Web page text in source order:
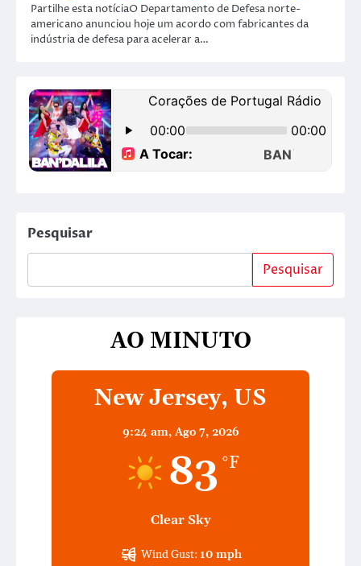
Partilhe esta notíciaO Departamento de Defesa norte-
americano anunciou hoje um acordo com fabricantes da
indústria de defesa para acelerar a…
Pesquisar
Pesquisar
AO MINUTO
New Jersey, US
9:24 am, Ago 7, 2026
83 °F
Clear Sky
Wind Gust: 10 mph